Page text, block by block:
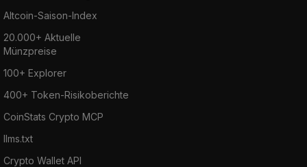
Altcoin-Saison-Index
20.000+ Aktuelle
Münzpreise
100+ Explorer
400+ Token-Risikoberichte
CoinStats Crypto MCP
llms.txt
Crypto Wallet API